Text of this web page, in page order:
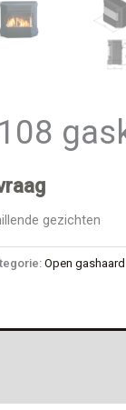
gezichten
Open gashaard